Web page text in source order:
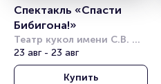
Спектакль «Спасти
Бибигона!»
Театр кукол имени С.В.
Образцова
23 авг - 23 авг
Купить